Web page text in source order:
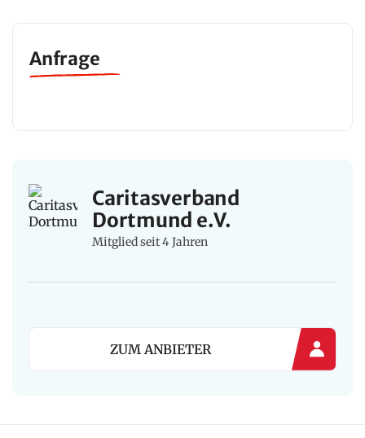
Anfrage
Caritasverband
Dortmund e.V.
Mitglied seit 4 Jahren
ZUM ANBIETER